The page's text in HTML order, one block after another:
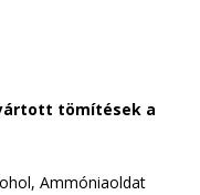
tömítések a
Ammóniaoldat